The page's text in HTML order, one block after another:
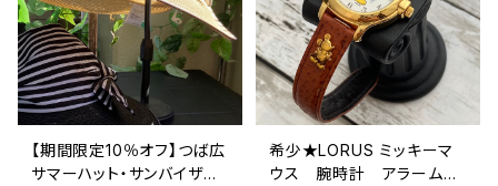
【期間限定10％オフ】つば広
サマーハット・サンバイザー
希少★LORUS ミッキーマ
ウス 腕時計 アラームチ